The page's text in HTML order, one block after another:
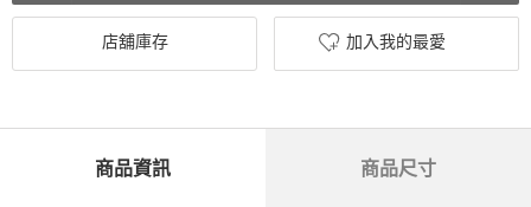
店舖庫存 加入我的最愛
商品資訊 商品尺寸